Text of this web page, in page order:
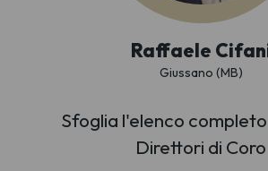
Raffaele
Giussano (MB)
Sfoglia l'elenco
Direttori di Coro